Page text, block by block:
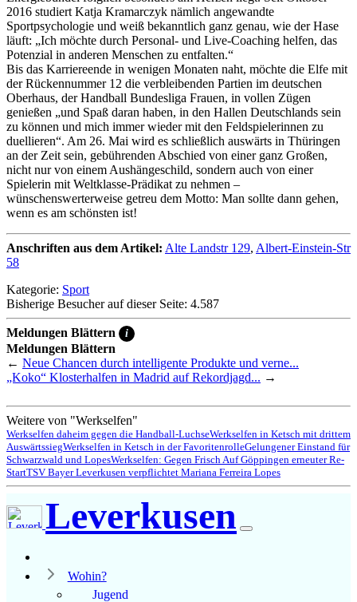
2016 studiert Katja Kramarczyk nämlich angewandte
Sportpsychologie und weiß bekanntlich ganz genau, wie der Hase
läuft: „Ich möchte durch Personal- und Live-Coaching helfen, das
Potenzial in anderen Menschen zu entfalten.“
Bis das Karriereende in wenigen Monaten naht, möchte die Elfe mit
der Rückennummer 12 die verbleibenden Partien im deutschen
Oberhaus, der Handball Bundesliga Frauen, in vollen Zügen
genießen „und Spaß daran haben, in den Hallen Deutschlands sein
zu können und mich immer wieder mit den Feldspielerinnen zu
duellieren“. Am 26. Mai wird es schließlich auswärts in Thüringen
an der Zeit sein, gebührenden Abschied von einer ganz Großen,
nicht nur von einem Aushängeschild, sondern auch von einer
Spielerin mit Weltklasse-Prädikat zu nehmen –
wünschenswerterweise getreu dem Motto: Man sollte dann gehen,
wenn es am schönsten ist!
Anschriften aus dem Artikel: Alte Landstr 129, Albert-Einstein-Str
58
Kategorie: Sport
Bisherige Besucher auf dieser Seite: 4.587
Meldungen Blättern i
Meldungen Blättern
← Neue Chancen durch intelligente Produkte und verne...
„Koko“ Klosterhalfen in Madrid auf Rekordjagd... →
Weitere von "Werkselfen"
Werkselfen daheim gegen die Handball-LuchseWerkselfen in Ketsch mit drittem
AuswärtssiegWerkselfen in Ketsch in der FavoritenrolleGelungener Einstand für
Schwarzwald und LopesWerkselfen: Gegen Frisch Auf Göppingen erneuter Re-
StartTSV Bayer Leverkusen verpflichtet Mariana Ferreira Lopes
Leverkusen
Wohin?
Jugend